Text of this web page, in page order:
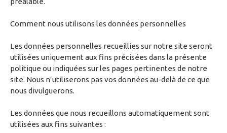
Comment nous utilisons les données personnelles
Les données personnelles recueillies sur notre site seront
utilisées uniquement aux fins précisées dans la présente
politique ou indiquées sur les pages pertinentes de notre
site. Nous n’utiliserons pas vos données au-delà de ce que
nous divulguerons.
Les données que nous recueillons automatiquement sont
utilisées aux fins suivantes :